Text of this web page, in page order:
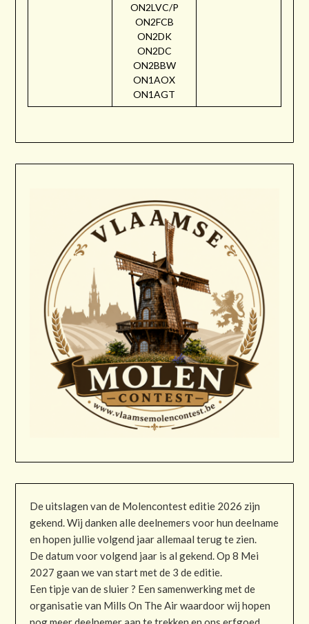
ON2LVC/P
ON2FCB
ON2DK
ON2DC
ON2BBW
ON1AOX
ON1AGT
De uitslagen van de Molencontest editie 2026 zijn
gekend. Wij danken alle deelnemers voor hun deelname
en hopen jullie volgend jaar allemaal terug te zien.
De datum voor volgend jaar is al gekend. Op 8 Mei
2027 gaan we van start met de 3 de editie.
Een tipje van de sluier ? Een samenwerking met de
organisatie van Mills On The Air waardoor wij hopen